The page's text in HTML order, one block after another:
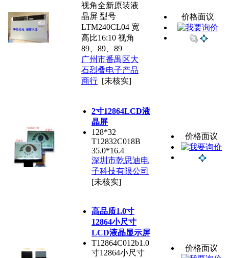
视角全新原装液
晶屏 型号
LTM240CL04 宽
高比16:10 视角
89、89、89
广州市番禺区大
石烈叠电子产品
商行 [未核实]
价格面议
2寸12864LCD液
晶屏
128*32
T12832C018B
35.0*16.4
深圳市乾思迪电
子科技有限公司
[未核实]
价格面议
高品质1.0寸
12864小尺寸
LCD液晶显示屏
T12864C012b1.0
寸12864小尺寸
价格面议